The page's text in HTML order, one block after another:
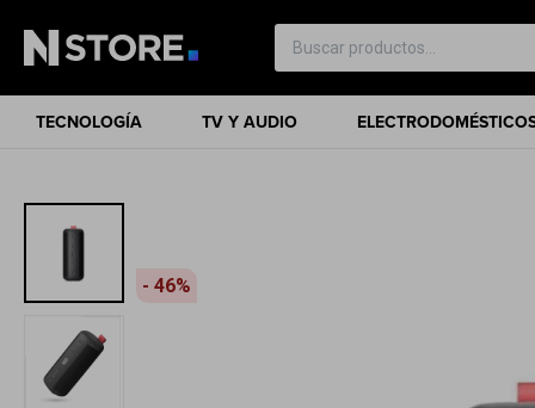
TECNOLOGÍA TV Y AUDIO
46